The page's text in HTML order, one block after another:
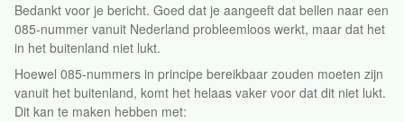
Bedankt voor je bericht. Goed dat je aangeeft dat bellen naar een
085-nummer vanuit Nederland probleemloos werkt, maar dat het
in het buitenland niet lukt.
Hoewel 085-nummers in principe bereikbaar zouden moeten zijn
vanuit het buitenland, komt het helaas vaker voor dat dit niet lukt.
Dit kan te maken hebben met: